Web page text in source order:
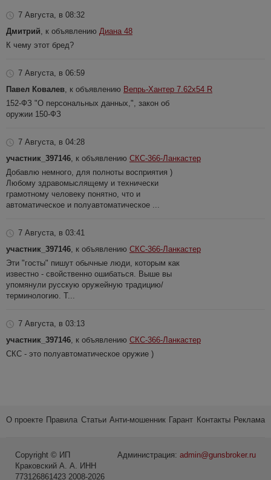
7 Августа, в 08:32
Дмитрий , к объявлению Диана 48
К чему этот бред?
7 Августа, в 06:59
Павел Ковалев , к объявлению Вепрь-Хантер 7.62х54 R
152-ФЗ "О персональных данных,", закон об
оружии 150-ФЗ
7 Августа, в 04:28
участник_397146 , к объявлению СКС-366-Ланкастер
Добавлю немного, для полноты восприятия )
Любому здравомыслящему и технически
грамотному человеку понятно, что и
автоматическое и полуавтоматическое ...
7 Августа, в 03:41
участник_397146 , к объявлению СКС-366-Ланкастер
Эти "госты" пишут обычные люди, которым как
известно - свойственно ошибаться. Выше вы
упомянули русскую оружейную традицию/
терминологию. Т...
7 Августа, в 03:13
участник_397146 , к объявлению СКС-366-Ланкастер
СКС - это полуавтоматическое оружие )
О проекте Правила Статьи Анти-мошенник Гарант Контакты Реклама
Администрация: admin@gunsbroker.ru
Copyright © ИП
Краковский А. А. ИНН
773126861423 2008-2026